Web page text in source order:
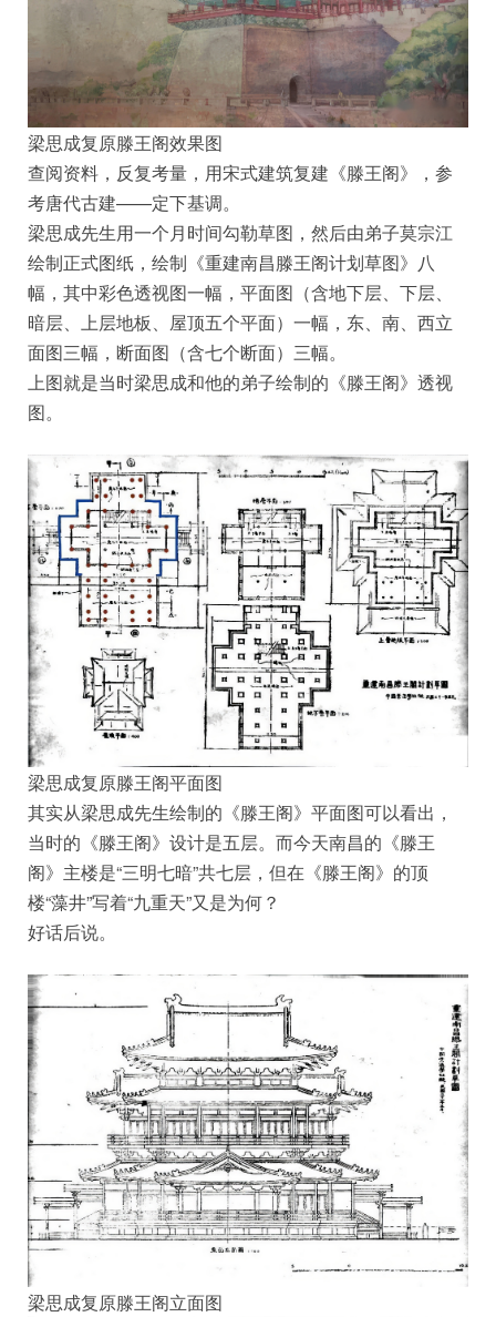
梁思成复原滕王阁效果图
查阅资料，反复考量，用宋式建筑复建《滕王阁》，参
考唐代古建——定下基调。
梁思成先生用一个月时间勾勒草图，然后由弟子莫宗江
绘制正式图纸，绘制《重建南昌滕王阁计划草图》八
幅，其中彩色透视图一幅，平面图（含地下层、下层、
暗层、上层地板、屋顶五个平面）一幅，东、南、西立
面图三幅，断面图（含七个断面）三幅。
上图就是当时梁思成和他的弟子绘制的《滕王阁》透视
图。
梁思成复原滕王阁平面图
其实从梁思成先生绘制的《滕王阁》平面图可以看出，
当时的《滕王阁》设计是五层。而今天南昌的《滕王
阁》主楼是“三明七暗”共七层，但在《滕王阁》的顶
楼“藻井”写着“九重天”又是为何？
好话后说。
梁思成复原滕王阁立面图